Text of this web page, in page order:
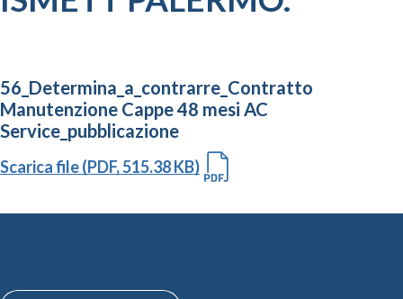
56_Determina_a_contrarre_Contratto
Manutenzione Cappe 48 mesi AC
Service_pubblicazione
Scarica file (PDF, 515.38 KB)